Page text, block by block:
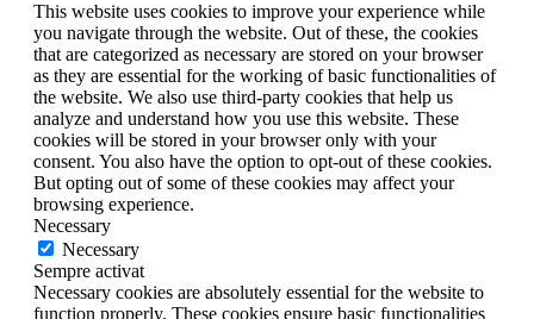
This website uses cookies to improve your experience while
you navigate through the website. Out of these, the cookies
that are categorized as necessary are stored on your browser
as they are essential for the working of basic functionalities of
the website. We also use third-party cookies that help us
analyze and understand how you use this website. These
cookies will be stored in your browser only with your
consent. You also have the option to opt-out of these cookies.
But opting out of some of these cookies may affect your
browsing experience.
Necessary
Necessary
Sempre activat
Necessary cookies are absolutely essential for the website to
function properly. These cookies ensure basic functionalities